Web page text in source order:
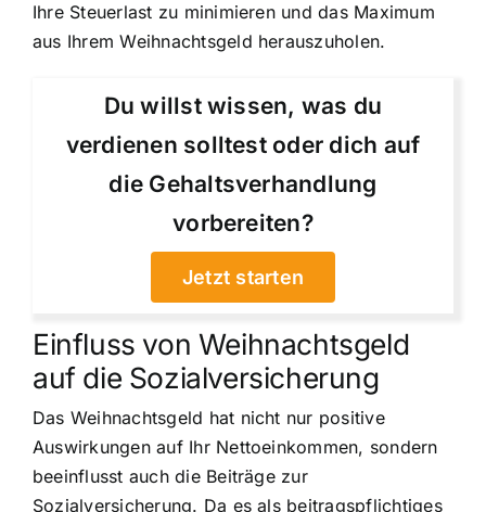
Ihre Steuerlast zu minimieren und das Maximum
aus Ihrem Weihnachtsgeld herauszuholen.
Du willst wissen, was du
verdienen solltest oder dich auf
die Gehaltsverhandlung
vorbereiten?
Jetzt starten
Einfluss von Weihnachtsgeld
auf die Sozialversicherung
Das Weihnachtsgeld hat nicht nur positive
Auswirkungen auf Ihr Nettoeinkommen, sondern
beeinflusst auch die Beiträge zur
Sozialversicherung. Da es als beitragspflichtiges